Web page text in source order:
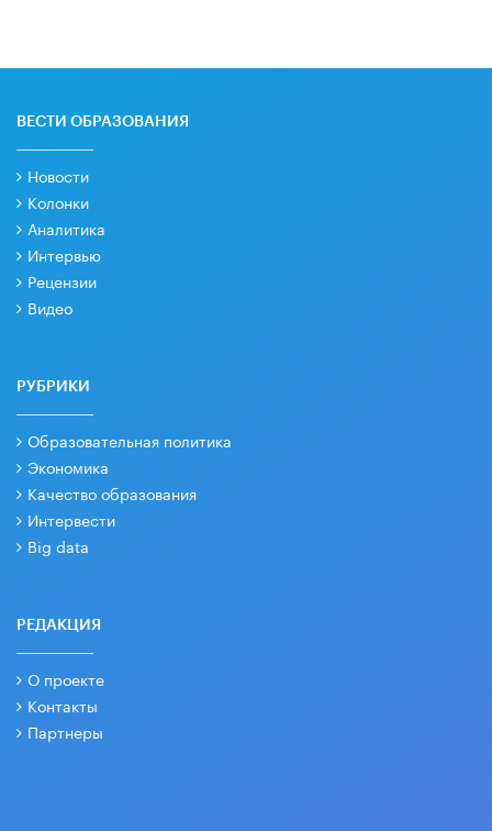
ВЕСТИ ОБРАЗОВАНИЯ
Новости
Колонки
Аналитика
Интервью
Рецензии
Видео
РУБРИКИ
Образовательная политика
Экономика
Качество образования
Интервести
Big data
РЕДАКЦИЯ
О проекте
Контакты
Партнеры